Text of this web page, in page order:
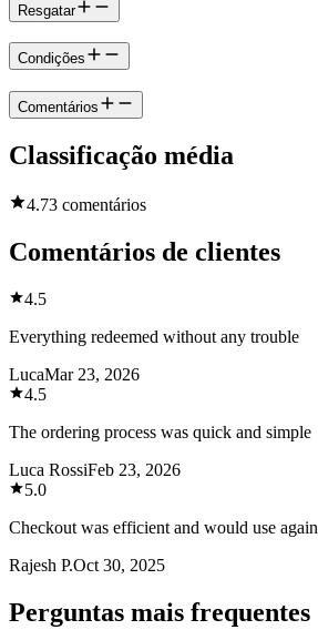
Resgatar
Condições
Comentários
Classificação média
4.73 comentários
Comentários de clientes
4.5
Everything redeemed without any trouble
LucaMar 23, 2026
4.5
The ordering process was quick and simple
Luca RossiFeb 23, 2026
5.0
Checkout was efficient and would use again
Rajesh P.Oct 30, 2025
Perguntas mais frequentes